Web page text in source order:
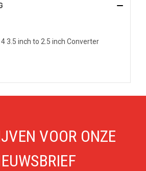
3.5 inch to 2.5 inch Converter
VOOR ONZE